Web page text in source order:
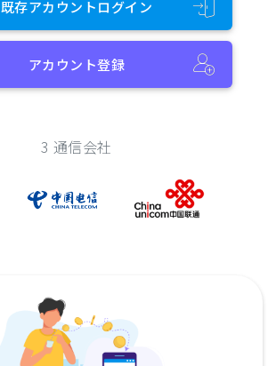
既存アカウントログイン
アカウント登録
3 通信会社